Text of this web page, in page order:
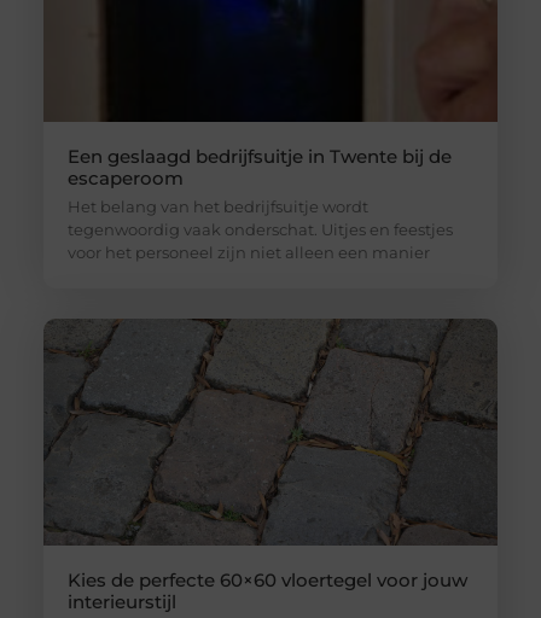
Een geslaagd bedrijfsuitje in Twente bij de
escaperoom
Het belang van het bedrijfsuitje wordt
tegenwoordig vaak onderschat. Uitjes en feestjes
voor het personeel zijn niet alleen een manier
Kies de perfecte 60×60 vloertegel voor jouw
interieurstijl